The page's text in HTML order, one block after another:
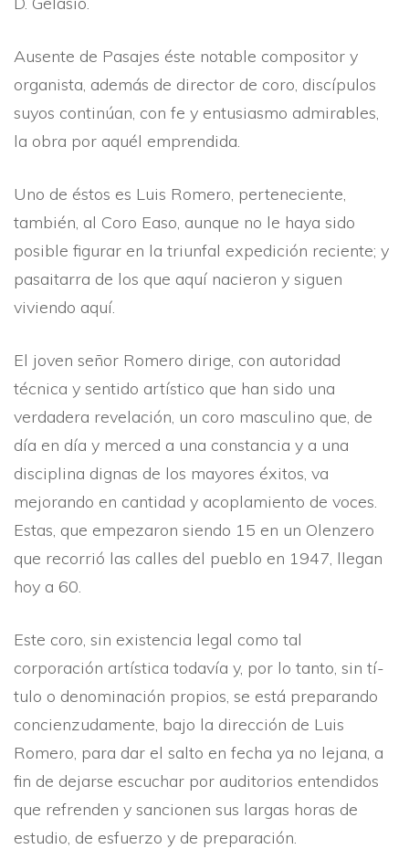
Ausente de Pasajes éste notable compositor y
organista, además de director de coro, discí­pulos
suyos continúan, con fe y entusiasmo admirables,
la obra por aquél emprendida.
Uno de éstos es Luis Romero, perteneciente,
también, al Coro Easo, aunque no le haya sido
posible figurar en la triunfal expedición reciente; y
pasaitarra de los que aquí­ nacieron y siguen
viviendo aquí­.
El joven señor Romero dirige, con autoridad
técnica y sentido artí­stico que han sido una
verdadera revelación, un coro masculino que, de
dí­a en dí­a y merced a una constancia y a una
disciplina dignas de los mayores éxitos, va
mejorando en cantidad y acoplamiento de voces.
Estas, que empezaron siendo 15 en un Olenzero
que recorrió las calles del pueblo en 1947, llegan
hoy a 60.
Este coro, sin existencia legal como tal
corporación artí­stica todaví­a y, por lo tanto, sin tí­
tulo o denominación propios, se está preparando
concienzudamente, bajo la dirección de Luis
Romero, para dar el salto en fecha ya no lejana, a
fin de dejarse escuchar por auditorios entendidos
que refrenden y sancionen sus largas horas de
estudio, de esfuerzo y de preparación.